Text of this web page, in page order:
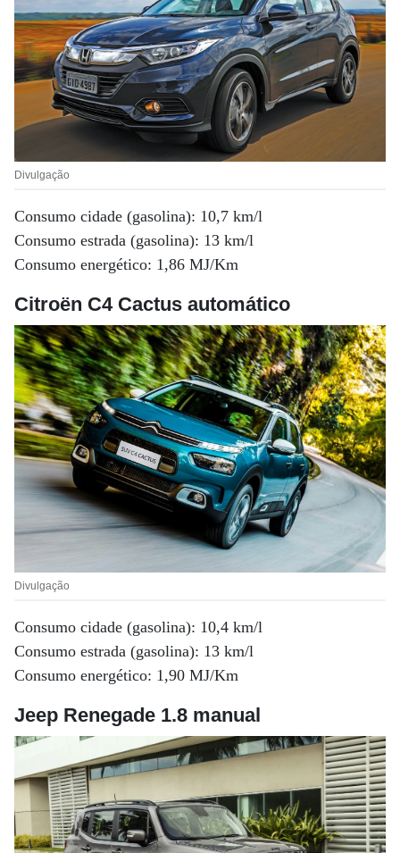
Divulgação
Consumo cidade (gasolina): 10,7 km/l
Consumo estrada (gasolina): 13 km/l
Consumo energético: 1,86 MJ/Km
Citroën C4 Cactus automático
Divulgação
Consumo cidade (gasolina): 10,4 km/l
Consumo estrada (gasolina): 13 km/l
Consumo energético: 1,90 MJ/Km
Jeep Renegade 1.8 manual